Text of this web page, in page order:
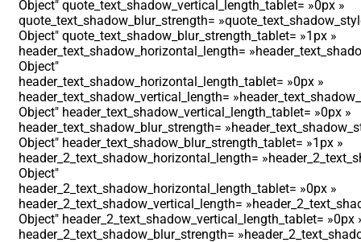
Object″ quote_text_shadow_vertical_length_tablet= »0px »
quote_text_shadow_blur_strength=
Object″ quote_text_shadow_blur_strength_tablet= »1px »
header_text_shadow_horizontal_length=
Object″
header_text_shadow_horizontal_length_tablet= »0px »
header_text_shadow_vertical_length=
Object″ header_text_shadow_vertical_length_tablet= »0px »
header_text_shadow_blur_strength=
Object″ header_text_shadow_blur_strength_tablet= »1px »
header_2_text_shadow_horizontal_length=
Object″
header_2_text_shadow_horizontal_length_tablet= »0px »
header_2_text_shadow_vertical_length=
Object″ header_2_text_shadow_vertical_length_tablet= »0px
header_2_text_shadow_blur_strength=